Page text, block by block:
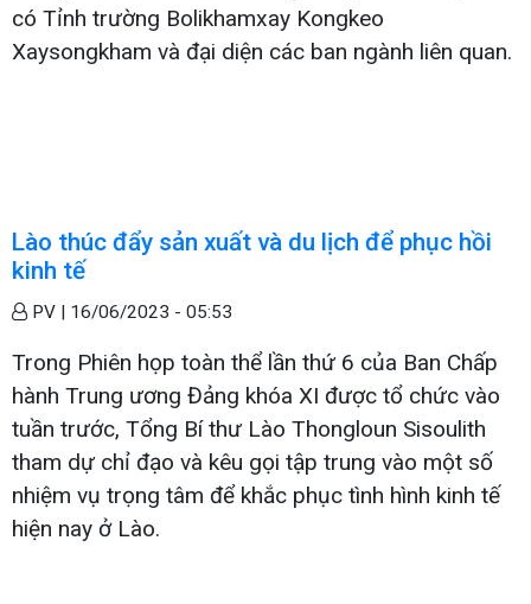
có Tỉnh trường Bolikhamxay Kongkeo
Xaysongkham và đại diện các ban ngành liên quan.
Lào thúc đẩy sản xuất và du lịch để phục hồi
kinh tế
PV | 16/06/2023 - 05:53
Trong Phiên họp toàn thể lần thứ 6 của Ban Chấp
hành Trung ương Đảng khóa XI được tổ chức vào
tuần trước, Tổng Bí thư Lào Thongloun Sisoulith
tham dự chỉ đạo và kêu gọi tập trung vào một số
nhiệm vụ trọng tâm để khắc phục tình hình kinh tế
hiện nay ở Lào.